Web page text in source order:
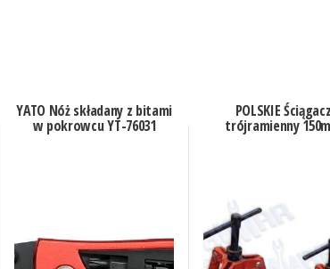
YATO Nóż składany z bitami
w pokrowcu YT-76031
POLSKIE
trójramienny